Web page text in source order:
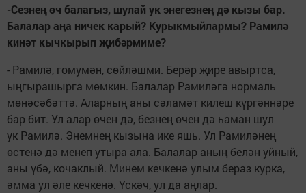
-Сезнең өч балагыз, шулай ук энегезнең дә кызы бар.
Балалар аңа ничек карый? Курыкмыйлармы? Рамилә
кинәт кычкырып җибәрмиме?
- Рамилә, гомумән, сөйләшми. Берәр җире авыртса,
ыңгырашырга мөмкин. Балалар Рамиләгә нормаль
мөнәсәбәттә. Аларның аны сәламәт килеш күргәннәре
бар бит. Ул алар өчен дә, безнең өчен дә һаман шул
ук Рамилә. Энемнең кызына ике яшь. Ул Рамиләнең
өстенә дә менеп утыра ала. Балалар аның белән уйный,
аны үбә, кочаклый. Минем кечкенә улым бераз курка,
әмма ул әле кечкенә. Үскәч, ул да аңлар.